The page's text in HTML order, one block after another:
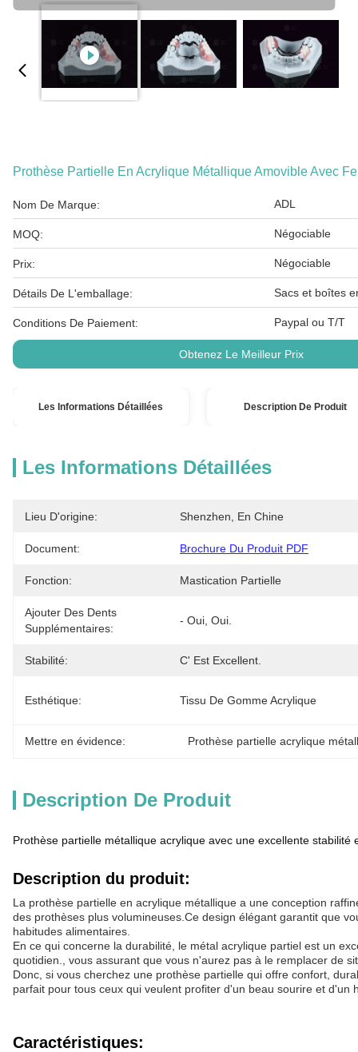
Prothèse Partielle En Acrylique Métallique Amovible Avec
Nom De Marque: ADL
MOQ: Négociable
Prix: Négociable
Détails De L'emballage: Sacs et boîtes
Conditions De Paiement: Paypal ou T/T
Obtenez Le Meilleur Prix
Les Informations Détaillées Description De Produit
Les Informations Détaillées
Lieu D'origine: Shenzhen, En Chine
Document: Brochure Du Produit PDF
Fonction: Mastication Partielle
Ajouter Des Dents
Supplémentaires:
- Oui, Oui.
Stabilité: C' Est Excellent.
Esthétique: Tissu De Gomme Acrylique
Mettre en évidence: Prothèse partielle acrylique
Description De Produit
Prothèse partielle métallique acrylique avec une excellente
Description du produit:
La prothèse partielle en acrylique métallique a une conception
des prothèses plus volumineuses.Ce design élégant garantit que
habitudes alimentaires.
En ce qui concerne la durabilité, le métal acrylique partiel est un
quotidien., vous assurant que vous n'aurez pas à le remplacer de
Donc, si vous cherchez une prothèse partielle qui offre confort,
parfait pour tous ceux qui veulent profiter d'un beau sourire et
Caractéristiques: